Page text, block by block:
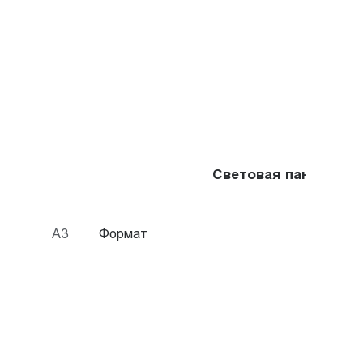
A3
Световая панель
Формат